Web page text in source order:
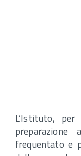
L’Istituto,
frequentato e